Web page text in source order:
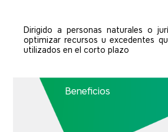
Dirigido a personas naturales o
optimizar recursos u excedentes
utilizados en el corto plazo
Beneficios